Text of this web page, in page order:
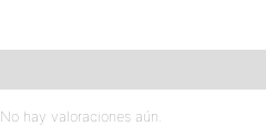
No hay valoraciones aún.